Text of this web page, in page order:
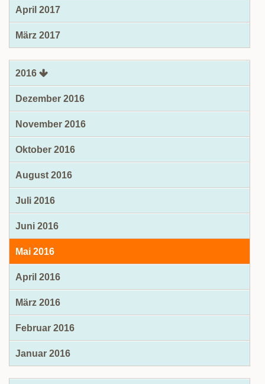
April 2017
März 2017
2016
Dezember 2016
November 2016
Oktober 2016
August 2016
Juli 2016
Juni 2016
Mai 2016
April 2016
März 2016
Februar 2016
Januar 2016